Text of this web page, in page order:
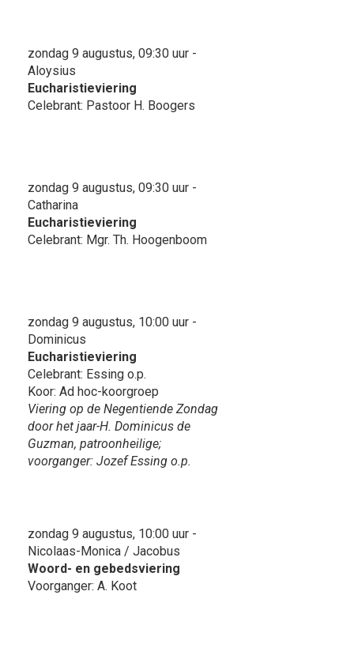
zondag 9 augustus, 09:30 uur -
Aloysius
Eucharistieviering
Celebrant: Pastoor H. Boogers
zondag 9 augustus, 09:30 uur -
Catharina
Eucharistieviering
Celebrant: Mgr. Th. Hoogenboom
zondag 9 augustus, 10:00 uur -
Dominicus
Eucharistieviering
Celebrant: Essing o.p.
Koor: Ad hoc-koorgroep
Viering op de Negentiende Zondag
door het jaar-H. Dominicus de
Guzman, patroonheilige;
voorganger: Jozef Essing o.p.
zondag 9 augustus, 10:00 uur -
Nicolaas-Monica / Jacobus
Woord- en gebedsviering
Voorganger: A. Koot